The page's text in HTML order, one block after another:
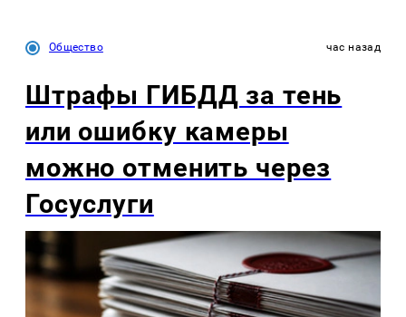
Общество час назад
Штрафы ГИБДД за тень
или ошибку камеры
можно отменить через
Госуслуги